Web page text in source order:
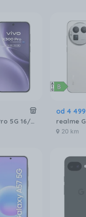
VIVO X300 Pro 5G 16/512GB Czarny
od 4 499
20 km